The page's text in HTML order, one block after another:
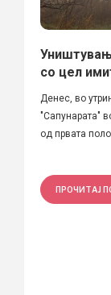
со цел
Денес, во
"Сапунарата"
од првата
ПРОЧИТАЈ